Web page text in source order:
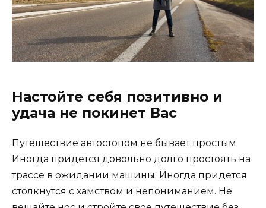
Настойте себя позитивно и
удача не покинет Вас
Путешествие автостопом не бывает простым.
Иногда придется довольно долго простоять на
трассе в ожидании машины. Иногда придется
столкнутся с хамством и непониманием. Не